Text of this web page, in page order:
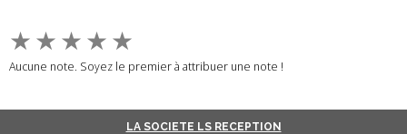
★★★★★
Aucune note. Soyez le premier à attribuer une note !
LA SOCIETE LS RECEPTION